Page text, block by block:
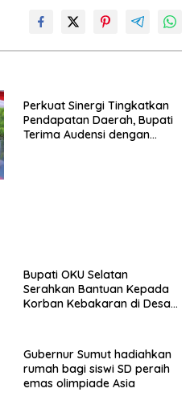
Perkuat Sinergi Tingkatkan
Pendapatan Daerah, Bupati
Terima Audensi dengan
Bupati OKU Selatan
Serahkan Bantuan Kepada
Korban Kebakaran di Desa
Gubernur Sumut hadiahkan
rumah bagi siswi SD peraih
emas olimpiade Asia